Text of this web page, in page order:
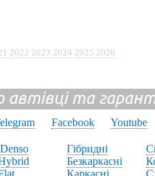
2022 2023 2024 2025 2026
автівці та
Facebook Youtube
Гібридні
Безкаркасні
Каркасні